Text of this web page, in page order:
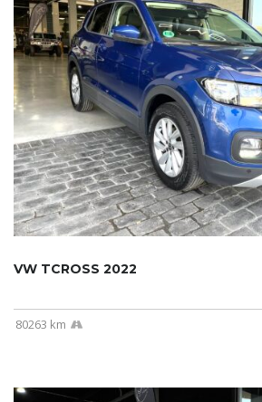
VW TCROSS 2022
80263 km